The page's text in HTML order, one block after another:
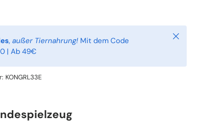
,außer Tiernahrung! Mit dem Code
| Ab 49€
Schließen
KONGRL33E